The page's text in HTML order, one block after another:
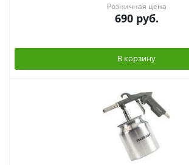
Розничная цена
690руб.
В корзину